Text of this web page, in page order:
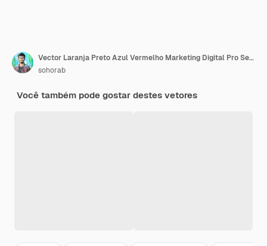
Vector Laranja Preto Azul Vermelho Marketing Digital Pro Serviço Flyer Design
sohorab
Você também pode gostar destes vetores